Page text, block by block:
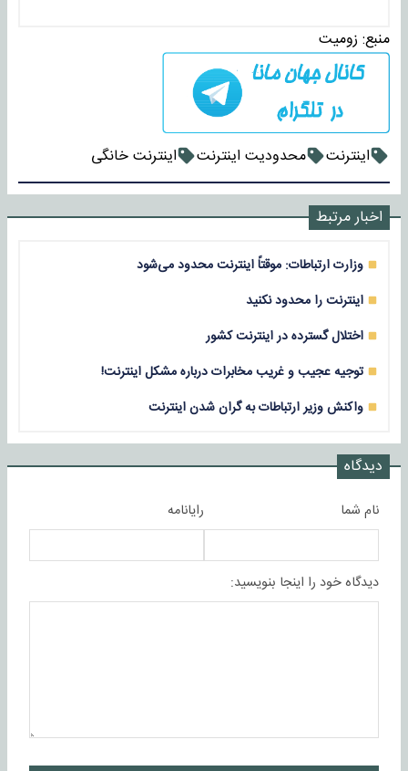
منبع: زومیت
اینترنت محدودیت اینترنت اینترنت خانگی
اخبار مرتبط
وزارت ارتباطات: موقتاً اینترنت محدود می‌شود
اینترنت را محدود نکنید
اختلال گسترده در اینترنت کشور
توجیه عجیب و غریب مخابرات درباره مشکل اینترنت!
واکنش وزیر ارتباطات به گران شدن اینترنت
دیدگاه
نام شما رایانامه
دیدگاه خود را اینجا بنویسید: